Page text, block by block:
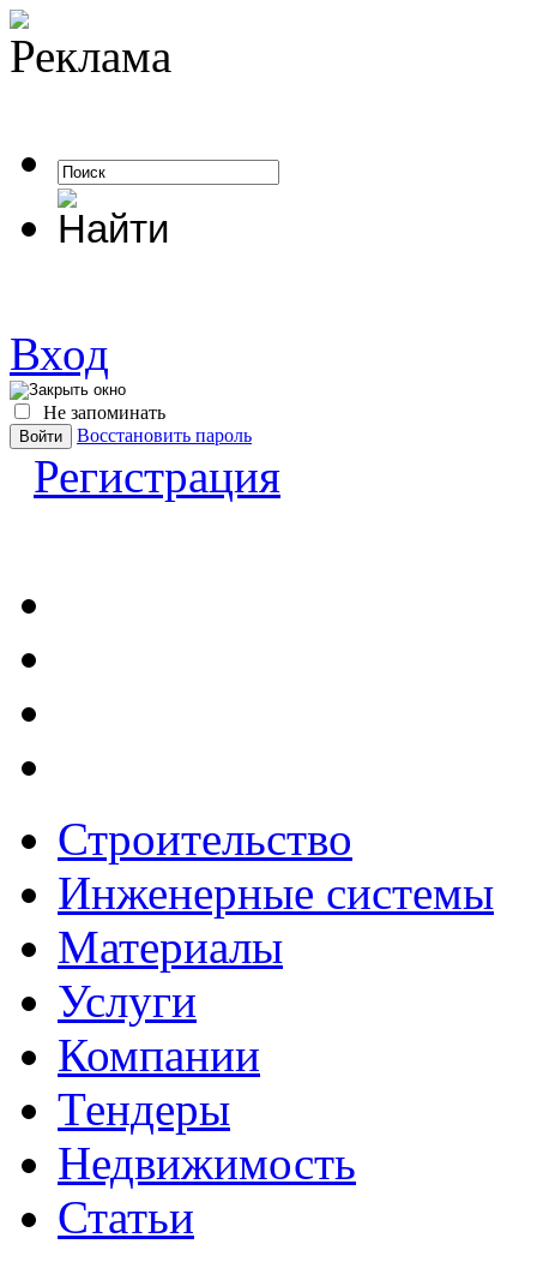
Вход
Не запоминать
Восстановить пароль
Регистрация
Строительство
Инженерные системы
Материалы
Услуги
Компании
Тендеры
Недвижимость
Статьи